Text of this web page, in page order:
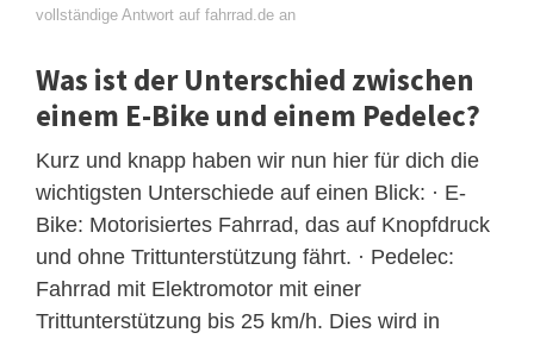
vollständige Antwort auf fahrrad.de an
Was ist der Unterschied zwischen
einem E-Bike und einem Pedelec?
Kurz und knapp haben wir nun hier für dich die
wichtigsten Unterschiede auf einen Blick: · E-
Bike: Motorisiertes Fahrrad, das auf Knopfdruck
und ohne Trittunterstützung fährt. · Pedelec:
Fahrrad mit Elektromotor mit einer
Trittunterstützung bis 25 km/h. Dies wird in